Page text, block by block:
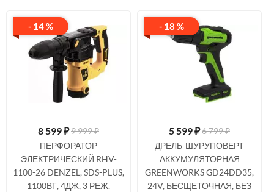
- 14 %
8 599₽9 999 ₽
ПЕРФОРАТОР
ЭЛЕКТРИЧЕСКИЙ RHV-
1100-26 DENZEL, SDS-PLUS,
1100ВТ, 4ДЖ, 3 РЕЖ.
- 18 %
5 599₽6 799 ₽
ДРЕЛЬ-ШУРУПОВЕРТ
АККУМУЛЯТОРНАЯ
GREENWORKS GD24DD35,
24V, БЕСЩЕТОЧНАЯ, БЕЗ